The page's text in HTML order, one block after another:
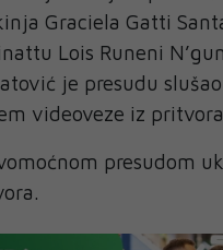
Graciela Gatti
Lois Runeni
je presudu
videoveze iz
presudom